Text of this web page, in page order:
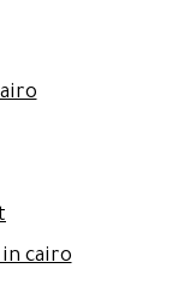
cairo